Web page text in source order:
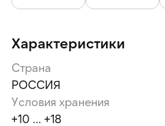
Характеристики
Страна
РОССИЯ
Условия хранения
+10 ... +18